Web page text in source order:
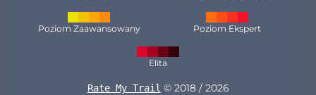
Poziom Zaawansowany Poziom Ekspert
Elita
Rate My Trail © 2018 / 2026